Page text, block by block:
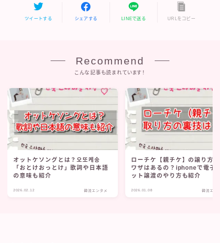
ツイートする シェアする LINEで送る URLをコピー
Recommend
こんな記事も読まれています！
オットケソングとは？오또케송
「おとけおっとけ」歌詞や日本語
の意味も紹介
2026.02.12 韓流エンタメ
ローチケ【親チケ】の譲り方
ワザはあるの？iphoneで電子
ット譲渡のやり方も紹介
2026.01.08 韓流エン